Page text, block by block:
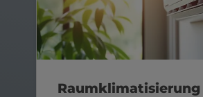
Raumklimatisierung